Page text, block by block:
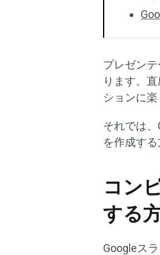
プレゼン
ります。
ションに
それでは、
を作成する
コン
する
Googleス